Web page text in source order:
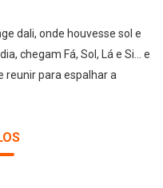
dali, onde houvesse sol e
chegam Fá, Sol, Lá e Si... e
reunir para espalhar a